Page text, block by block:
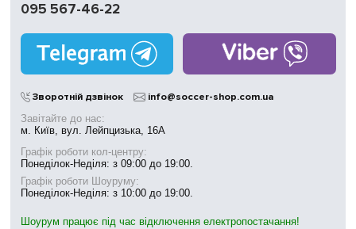
095 567-46-22
Зворотній дзвінок info@soccer-shop.com.ua
Завітайте до нас:
м. Київ, вул. Лейпцизька, 16А
Графік роботи кол-центру:
Понеділок-Неділя: з 09:00 до 19:00.
Графік роботи Шоуруму:
Понеділок-Неділя: з 10:00 до 19:00.
Шоурум працює під час відключення електропостачання!